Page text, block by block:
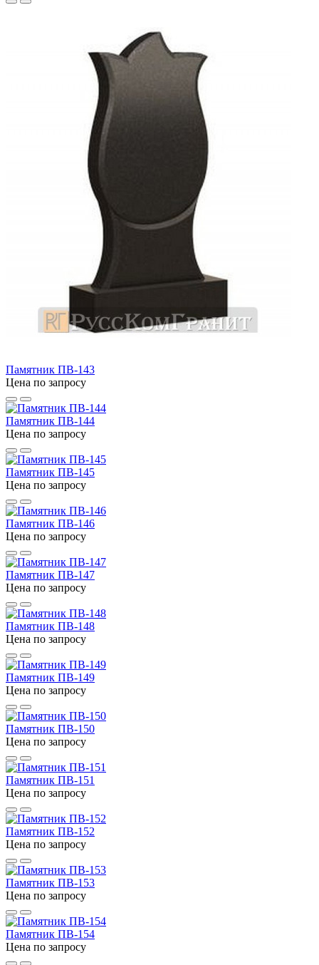
Памятник ПВ-143
Цена по запросу
Памятник ПВ-144
Цена по запросу
Памятник ПВ-145
Цена по запросу
Памятник ПВ-146
Цена по запросу
Памятник ПВ-147
Цена по запросу
Памятник ПВ-148
Цена по запросу
Памятник ПВ-149
Цена по запросу
Памятник ПВ-150
Цена по запросу
Памятник ПВ-151
Цена по запросу
Памятник ПВ-152
Цена по запросу
Памятник ПВ-153
Цена по запросу
Памятник ПВ-154
Цена по запросу